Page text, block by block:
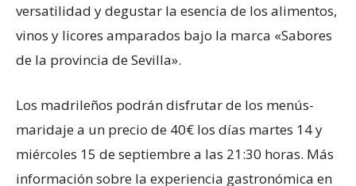
versatilidad y degustar la esencia de los alimentos,
vinos y licores amparados bajo la marca «Sabores
de la provincia de Sevilla».
Los madrileños podrán disfrutar de los menús-
maridaje a un precio de 40€ los días martes 14 y
miércoles 15 de septiembre a las 21:30 horas. Más
información sobre la experiencia gastronómica en